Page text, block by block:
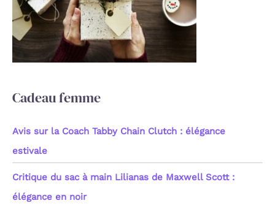
Cadeau femme
Avis sur la Coach Tabby Chain Clutch : élégance
estivale
Critique du sac à main Lilianas de Maxwell Scott :
élégance en noir